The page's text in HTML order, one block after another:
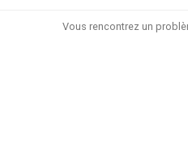
Vous rencontrez un